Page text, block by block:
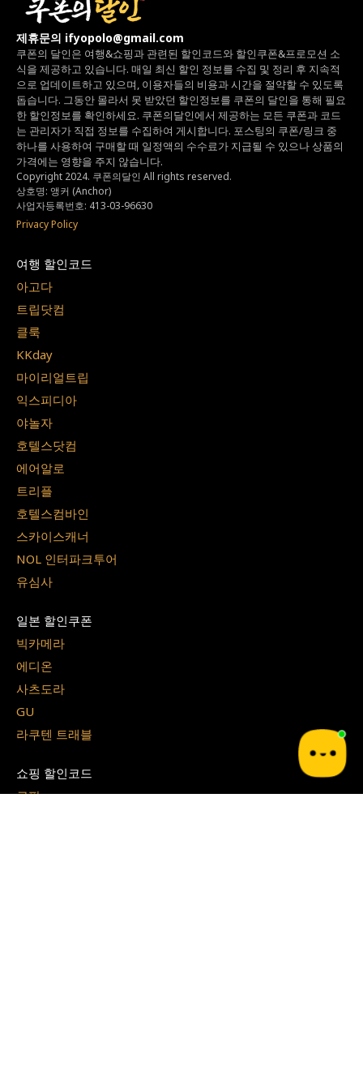
제휴문의 ifyopolo@gmail.com
쿠폰의 달인은 여행&쇼핑과 관련된 할인코드와 할인쿠폰&프로모션 소
식을 제공하고 있습니다. 매일 최신 할인 정보를 수집 및 정리 후 지속적
으로 업데이트하고 있으며, 이용자들의 비용과 시간을 절약할 수 있도록
돕습니다. 그동안 몰라서 못 받았던 할인정보를 쿠폰의 달인을 통해 필요
한 할인정보를 확인하세요. 쿠폰의달인에서 제공하는 모든 쿠폰과 코드
는 관리자가 직접 정보를 수집하여 게시합니다. 포스팅의 쿠폰/링크 중
하나를 사용하여 구매할 때 일정액의 수수료가 지급될 수 있으나상품의
가격에는 영향을 주지 않습니다.
Copyright 2024. 쿠폰의달인 All rights reserved.
상호명: 앵커 (Anchor)
사업자등록번호: 413-03-96630
Privacy Policy
여행 할인코드
아고다
트립닷컴
클룩
KKday
마이리얼트립
익스피디아
야놀자
호텔스닷컴
에어알로
트리플
호텔스컴바인
스카이스캐너
NOL 인터파크투어
유심사
일본 할인쿠폰
빅카메라
에디온
사츠도라
GU
라쿠텐 트래블
쇼핑 할인코드
쿠팡